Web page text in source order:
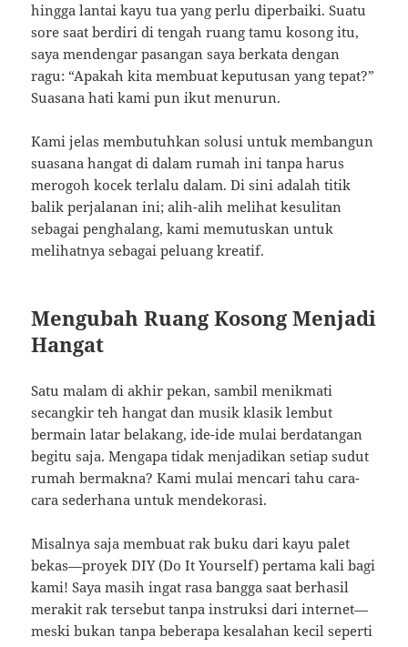
hingga lantai kayu tua yang perlu diperbaiki. Suatu
sore saat berdiri di tengah ruang tamu kosong itu,
saya mendengar pasangan saya berkata dengan
ragu: “Apakah kita membuat keputusan yang tepat?”
Suasana hati kami pun ikut menurun.
Kami jelas membutuhkan solusi untuk membangun
suasana hangat di dalam rumah ini tanpa harus
merogoh kocek terlalu dalam. Di sini adalah titik
balik perjalanan ini; alih-alih melihat kesulitan
sebagai penghalang, kami memutuskan untuk
melihatnya sebagai peluang kreatif.
Mengubah Ruang Kosong Menjadi
Hangat
Satu malam di akhir pekan, sambil menikmati
secangkir teh hangat dan musik klasik lembut
bermain latar belakang, ide-ide mulai berdatangan
begitu saja. Mengapa tidak menjadikan setiap sudut
rumah bermakna? Kami mulai mencari tahu cara-
cara sederhana untuk mendekorasi.
Misalnya saja membuat rak buku dari kayu palet
bekas—proyek DIY (Do It Yourself) pertama kali bagi
kami! Saya masih ingat rasa bangga saat berhasil
merakit rak tersebut tanpa instruksi dari internet—
meski bukan tanpa beberapa kesalahan kecil seperti